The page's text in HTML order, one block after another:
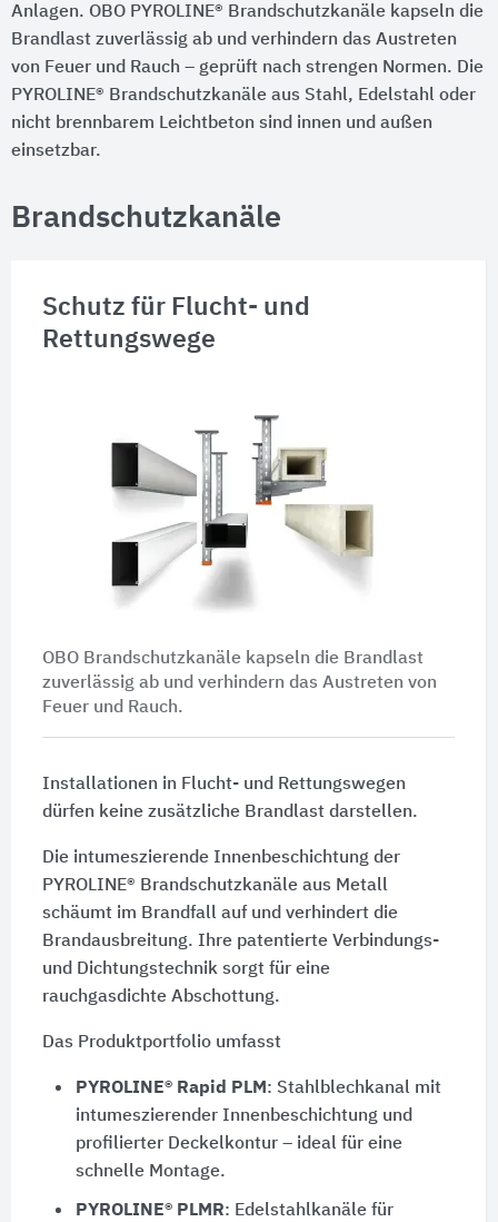
Anlagen. OBO PYROLINE® Brandschutzkanäle kapseln die
Brandlast zuverlässig ab und verhindern das Austreten
von Feuer und Rauch – geprüft nach strengen Normen. Die
PYROLINE® Brandschutzkanäle aus Stahl, Edelstahl oder
nicht brennbarem Leichtbeton sind innen und außen
einsetzbar.
Brandschutzkanäle
Schutz für Flucht- und
Rettungswege
OBO Brandschutzkanäle kapseln die Brandlast
zuverlässig ab und verhindern das Austreten von
Feuer und Rauch.
Installationen in Flucht- und Rettungswegen
dürfen keine zusätzliche Brandlast darstellen.
Die intumeszierende Innenbeschichtung der
PYROLINE® Brandschutzkanäle aus Metall
schäumt im Brandfall auf und verhindert die
Brandausbreitung. Ihre patentierte Verbindungs-
und Dichtungstechnik sorgt für eine
rauchgasdichte Abschottung.
Das Produktportfolio umfasst
PYROLINE® Rapid PLM : Stahlblechkanal mit
intumeszierender Innenbeschichtung und
profilierter Deckelkontur – ideal für eine
schnelle Montage.
PYROLINE® PLMR: Edelstahlkanäle für